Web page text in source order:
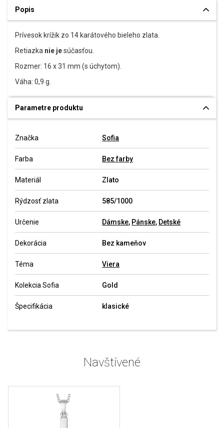
Popis
Prívesok krížik zo 14 karátového bieleho zlata.
Retiazka nie jesúčasťou.
Rozmer: 16 x 31 mm (s úchytom).
Váha: 0,9 g.
Parametre produktu
Značka Sofia
Farba Bez farby
Materiál Zlato
Rýdzosť zlata 585/1000
Určenie Dámske, Pánske, Detské
Dekorácia Bez kameňov
Téma Viera
Kolekcia Sofia Gold
Špecifikácia klasické
Navštívené